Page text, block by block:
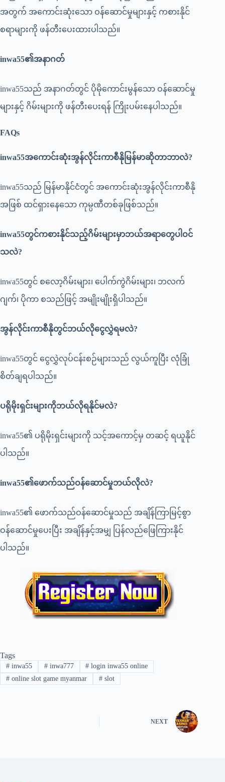
အတွက် အကောင်းဆုံးသော ဝန်ဆောင်မှုများနှင့် ကစားနိုင်
စရာများကို ဖန်တီးပေးထားပါသည်။
inwa55၏အနာဂတ်
inwa55သည် အနာဂတ်တွင် ပိုမိုကောင်းမွန်သော ဝန်ဆောင်မှု
များနှင့် ဂိမ်းများကို ဖန်တီးပေးရန် ကြိုးပမ်းနေပါသည်။
FAQs
inwa55အကောင်းဆုံးအွန်လိုင်းကာစီနိုမြန်မာဆိုတာဘာလဲ?
inwa55သည် မြန်မာနိုင်ငံတွင် အကောင်းဆုံးအွန်လိုင်းကာစီနို
အဖြစ် ထင်ရှားနေသော ကုမ္ပဏီတစ်ခုဖြစ်သည်။
inwa55တွင်ကစားနိုင်သည့်ဂိမ်းများမှာဘယ်အရာတွေပါဝင်
သလဲ?
inwa55တွင် စလော့ဂိမ်းများ၊ ပေါက်ကွဲဂိမ်းများ၊ ဘလက်
ဂျက်၊ ပိုကာ စသည်ဖြင့် အမျိုးမျိုးရှိပါသည်။
အွန်လိုင်းကာစီနိုတွင်ဘယ်လိုငွေလွှဲရမလဲ?
inwa55တွင် ငွေလွှဲလုပ်ငန်းစဉ်များသည် လွယ်ကူပြီး လုံခြုံ
စိတ်ချရပါသည်။
ပရိုမိုးရှင်းများကိုဘယ်လိုရနိုင်မလဲ?
inwa55၏ ပရိုမိုးရှင်းများကို သင့်အကောင့်မှ တဆင့် ရယူနိုင်
ပါသည်။
inwa55၏ဖောက်သည်ဝန်ဆောင်မှုဘယ်လိုလဲ?
inwa55၏ ဖောက်သည်ဝန်ဆောင်မှုသည် အချိန်ကြာမြင့်စွာ
ဝန်ဆောင်မှုပေးပြီး အချိန်နှင့်အမျှ ပြန်လည်ဖြေကြားနိုင်
ပါသည်။
Tags
#inwa55 #inwa777 # login inwa55 online
#online slot game myanmar #slot
NEXT